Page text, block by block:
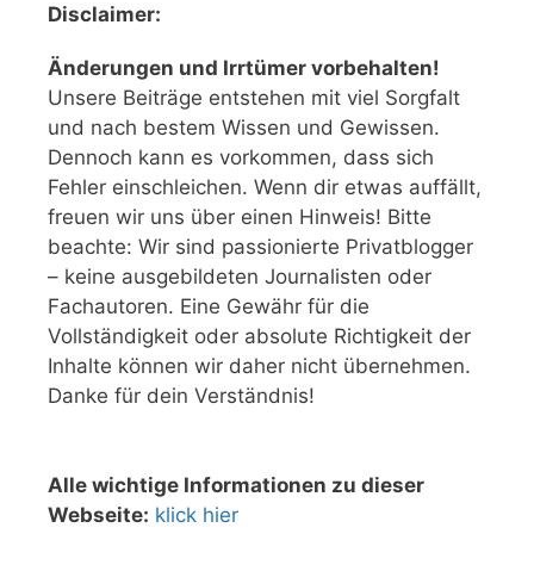
Disclaimer:
Änderungen und Irrtümer vorbehalten!
Unsere Beiträge entstehen mit viel Sorgfalt
und nach bestem Wissen und Gewissen.
Dennoch kann es vorkommen, dass sich
Fehler einschleichen. Wenn dir etwas auffällt,
freuen wir uns über einen Hinweis! Bitte
beachte: Wir sind passionierte Privatblogger
– keine ausgebildeten Journalisten oder
Fachautoren. Eine Gewähr für die
Vollständigkeit oder absolute Richtigkeit der
Inhalte können wir daher nicht übernehmen.
Danke für dein Verständnis!
Alle wichtige Informationen zu dieser
Webseite: klick hier